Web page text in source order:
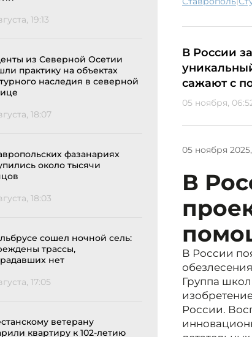
19:13
из Северной Осетии
практику на объектах
наследия в северной
18:07
фазанариях
около тысячи
18:03
сошел ночной сель:
трассы,
нет
17:05
ветерану
квартиру к 102-летию
В России
сажают с
05 ноября,
05 ноября
В
В России
Группа
России.